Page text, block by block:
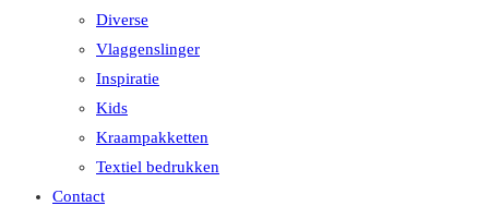
Diverse
Vlaggenslinger
Inspiratie
Kids
Kraampakketten
Textiel bedrukken
Contact